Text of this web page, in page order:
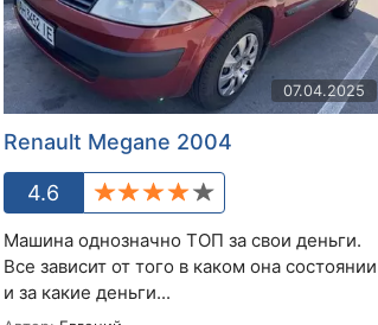
07.04.2025
Renault Megane 2004
4.6
Машина однозначно ТОП за свои деньги.
Все зависит от того в каком она состоянии
и за какие деньги...